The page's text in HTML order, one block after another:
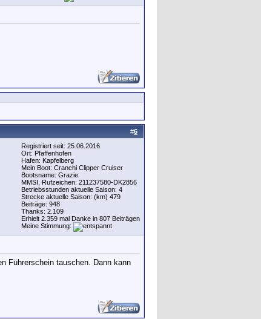
#6
Registriert seit: 25.06.2016
Ort: Pfaffenhofen
Hafen: Kapfelberg
Mein Boot: Cranchi Clipper Cruiser
Bootsname: Grazie
MMSI, Rufzeichen: 211237580-DK2856
Betriebsstunden aktuelle Saison: 4
Strecke aktuelle Saison: (km) 479
Beiträge: 948
Thanks: 2.109
Erhielt 2.359 mal Danke in 807 Beiträgen
Meine Stimmung:
Führerschein tauschen. Dann kann